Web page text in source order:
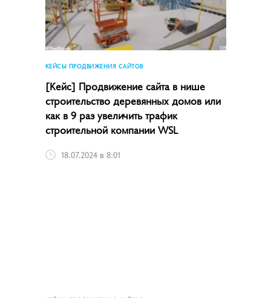
КЕЙСЫ ПРОДВИЖЕНИЯ САЙТОВ
[Кейс] Продвижение сайта в нише
строительство деревянных домов или
как в 9 раз увеличить трафик
строительной компании WSL
18.07.2024 в 8:01